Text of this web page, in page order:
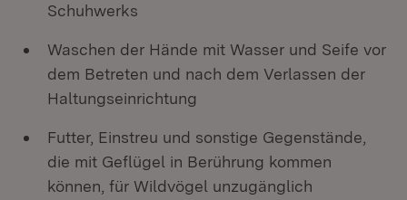
Schuhwerks
Waschen der Hände mit Wasser und Seife vor
dem Betreten und nach dem Verlassen der
Haltungseinrichtung
Futter, Einstreu und sonstige Gegenstände,
die mit Geflügel in Berührung kommen
können, für Wildvögel unzugänglich